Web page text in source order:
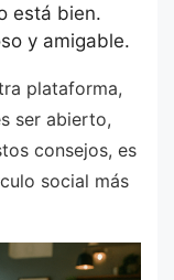
está bien.
y amigable.
plataforma,
ser abierto,
consejos, es
social más